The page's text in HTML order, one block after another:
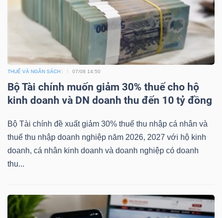
THUẾ VÀ NGÂN SÁCH 07/08 14:50
Bộ Tài chính muốn giảm 30% thuế cho hộ
kinh doanh và DN doanh thu đến 10 tỷ đồng
Bộ Tài chính đề xuất giảm 30% thuế thu nhập cá nhân và
thuế thu nhập doanh nghiệp năm 2026, 2027 với hộ kinh
doanh, cá nhân kinh doanh và doanh nghiệp có doanh
thu...
TIÊU
THIẾT
YẾU
CHĂM
SỨC
KHỎE